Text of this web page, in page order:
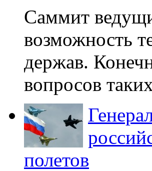
Саммит
возможность
держав.
вопросов
полетов